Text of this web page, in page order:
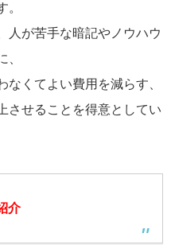
。
人が苦手な暗記やノウハウ
、
くてよい費用を減らす、
せることを得意としてい
介